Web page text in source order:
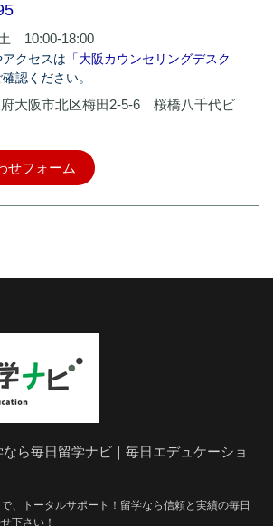
10:00-18:00
クセスは 「大阪カウンセリングデスク
認ください。
府大阪市北区梅田2-5-6 桜橋八千代ビ
せフォーム
ら毎日留学ナビ｜毎日エデュケーショ
、トータルサポート！留学なら信頼と実績の毎日
下さい！